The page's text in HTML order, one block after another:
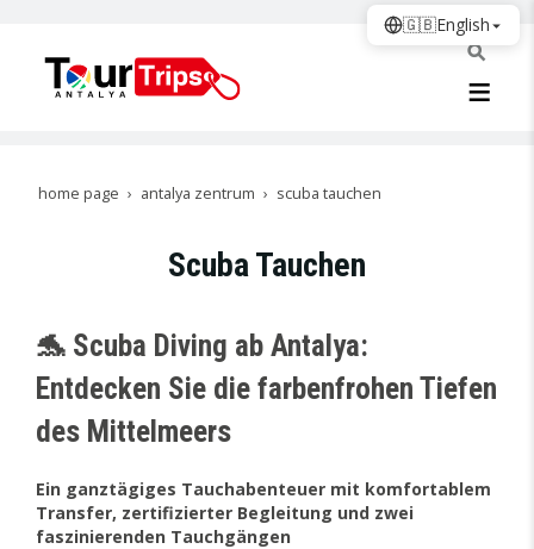
home page antalya zentrum scuba tauchen
Scuba Tauchen
🐬 Scuba Diving ab Antalya:
Entdecken Sie die farbenfrohen Tiefen
des Mittelmeers
Ein ganztägiges Tauchabenteuer mit komfortablem
Transfer, zertifizierter Begleitung und zwei
faszinierenden Tauchgängen
🇬🇧English